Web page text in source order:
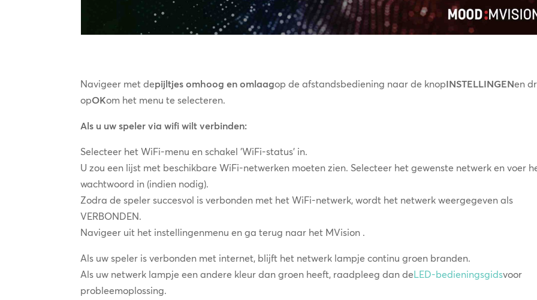
Navigeer met depijltjes omhoog en omlaagop de afstandsbediening naar de knopINSTELLINGENen
opOKom het menu te selecteren.
Als u uw speler via wifi wilt verbinden:
Selecteer het WiFi-menu en schakel 'WiFi-status' in.
U zou een lijst met beschikbare WiFi-netwerken moeten zien. Selecteer het gewenste netwerk en voer
wachtwoord in (indien nodig).
Zodra de speler succesvol is verbonden met het WiFi-netwerk, wordt het netwerk weergegeven als
VERBONDEN.
Navigeer uit het instellingenmenu en ga terug naar het MVision .
Als uw speler is verbonden met internet, blijft het netwerk lampje continu groen branden.
Als uw netwerk lampje een andere kleur dan groen heeft, raadpleeg dan deLED-bedieningsgidsvoor
probleemoplossing.